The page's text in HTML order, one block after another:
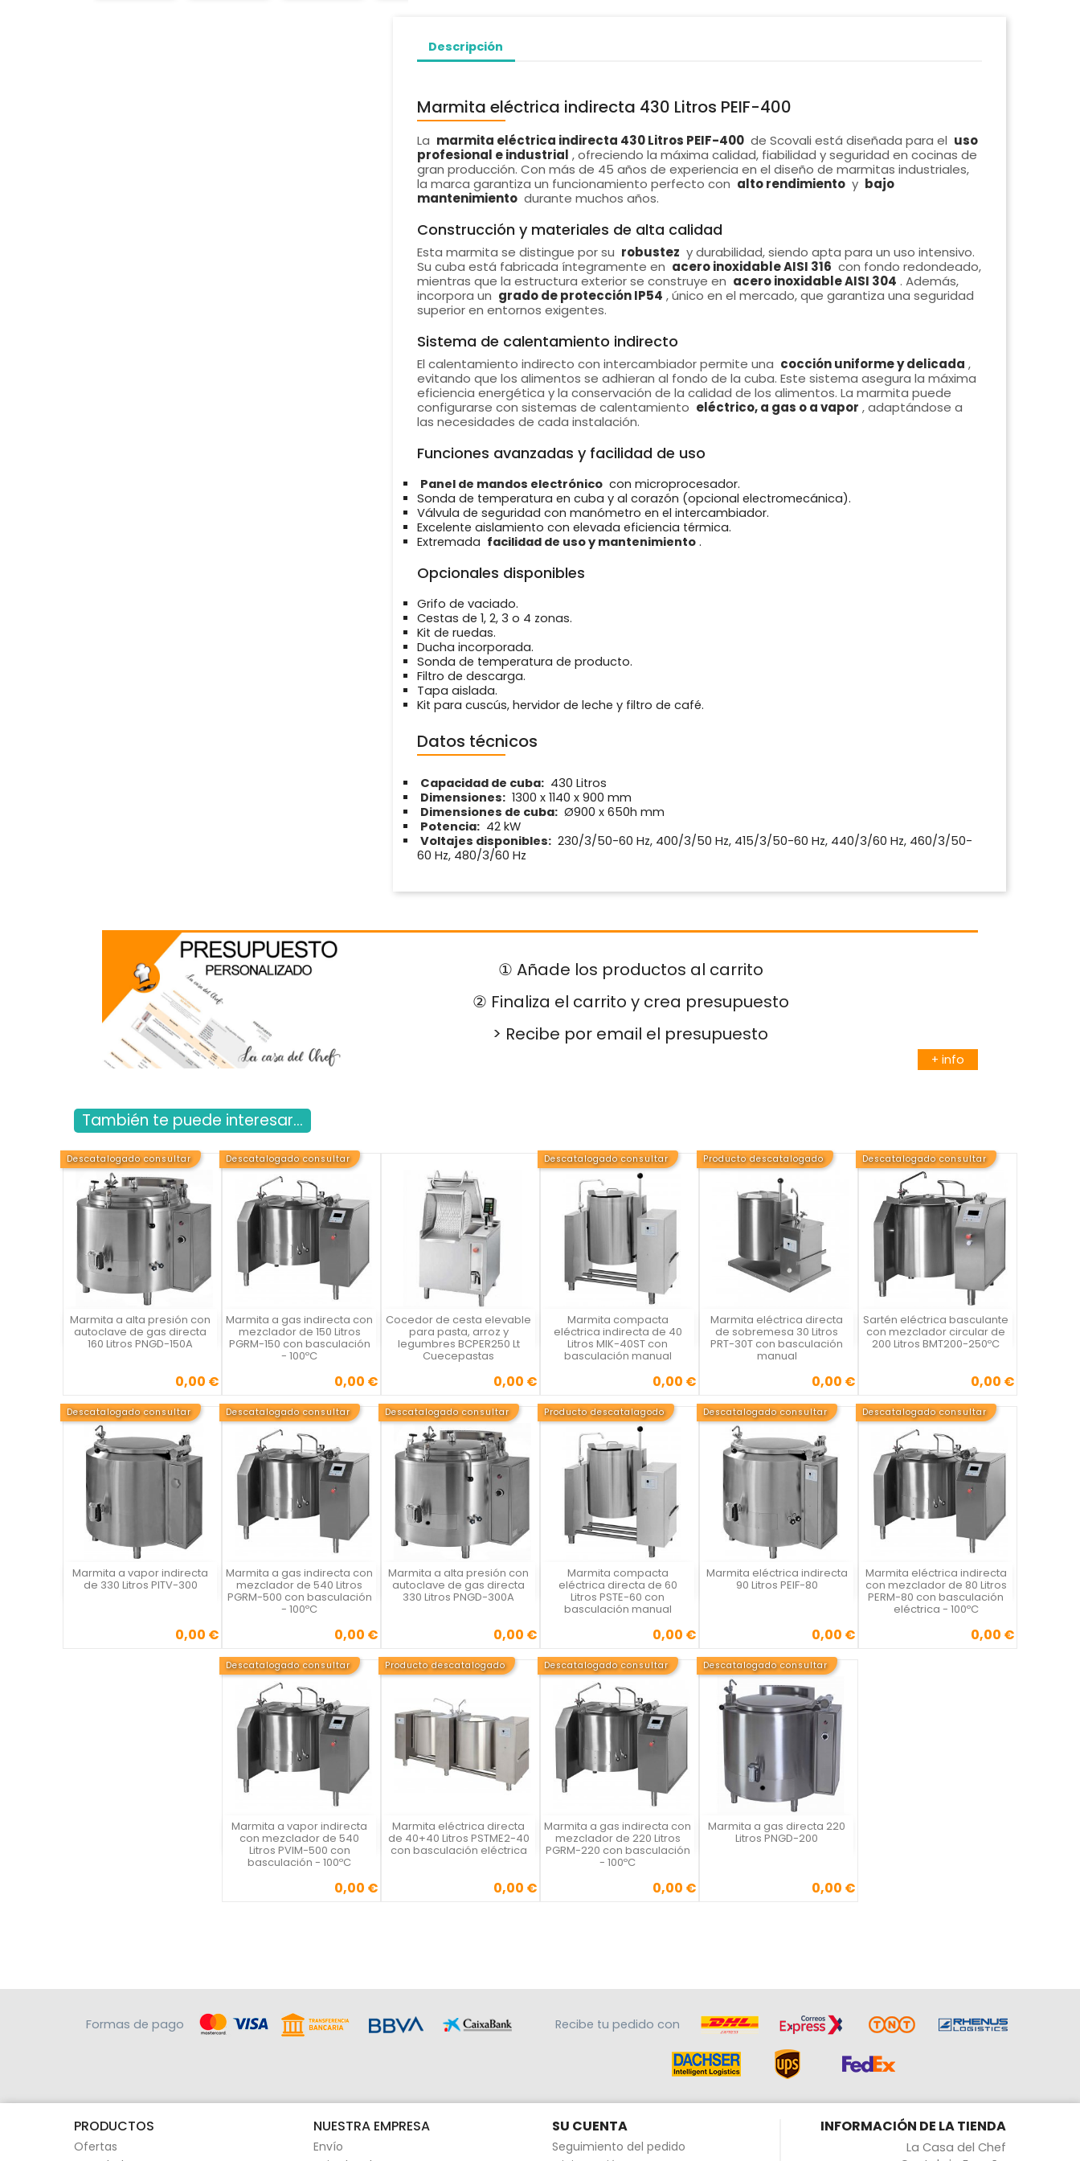
Descripción
Marmita eléctrica indirecta 430 Litros PEIF-400
La marmita eléctrica indirecta 430 Litros PEIF-400 de Scovali está diseñada para el uso
profesional e industrial , ofreciendo la máxima calidad, fiabilidad y seguridad en cocinas de
gran producción. Con más de 45 años de experiencia en el diseño de marmitas industriales,
la marca garantiza un funcionamiento perfecto con alto rendimiento y bajo
mantenimiento durante muchos años.
Construcción y materiales de alta calidad
Esta marmita se distingue por su robustez y durabilidad, siendo apta para un uso intensivo.
Su cuba está fabricada íntegramente en acero inoxidable AISI 316 con fondo redondeado,
mientras que la estructura exterior se construye en acero inoxidable AISI 304 . Además,
incorpora un grado de protección IP54 , único en el mercado, que garantiza una seguridad
superior en entornos exigentes.
Sistema de calentamiento indirecto
El calentamiento indirecto con intercambiador permite una cocción uniforme y delicada ,
evitando que los alimentos se adhieran al fondo de la cuba. Este sistema asegura la máxima
eficiencia energética y la conservación de la calidad de los alimentos. La marmita puede
configurarse con sistemas de calentamiento eléctrico, a gas o a vapor , adaptándose a
las necesidades de cada instalación.
Funciones avanzadas y facilidad de uso
Panel de mandos electrónico con microprocesador.
Sonda de temperatura en cuba y al corazón (opcional electromecánica).
Válvula de seguridad con manómetro en el intercambiador.
Excelente aislamiento con elevada eficiencia térmica.
Extremada facilidad de uso y mantenimiento .
Opcionales disponibles
Grifo de vaciado.
Cestas de 1, 2, 3 o 4 zonas.
Kit de ruedas.
Ducha incorporada.
Sonda de temperatura de producto.
Filtro de descarga.
Tapa aislada.
Kit para cuscús, hervidor de leche y filtro de café.
Datos técnicos
Capacidad de cuba: 430 Litros
Dimensiones: 1300 x 1140 x 900 mm
Dimensiones de cuba: Ø900 x 650h mm
Potencia: 42 kW
Voltajes disponibles: 230/3/50-60 Hz, 400/3/50 Hz, 415/3/50-60 Hz, 440/3/60 Hz, 460/3/50-
60 Hz, 480/3/60 Hz
① Añade los productos al carrito
② Finaliza el carrito y crea presupuesto
> Recibe por email el presupuesto
+ info
También te puede interesar...
Descatalogado consultar
Marmita a alta presión con
autoclave de gas directa
160 Litros PNGD-150A
Precio0,00 €

Vista rápida
Descatalogado consultar
Marmita a gas indirecta con
mezclador de 150 Litros
PGRM-150 con basculación
- 100ºC
Precio0,00 €

Vista rápida Cocedor de cesta elevable
para pasta, arroz y
legumbres BCPER250 Lt
Cuecepastas
Precio0,00 €

Vista rápida
Descatalogado consultar
Marmita compacta
eléctrica indirecta de 40
Litros MIK-40ST con
basculación manual
Precio0,00 €

Vista rápida
Producto descatalogado
Marmita eléctrica directa
de sobremesa 30 Litros
PRT-30T con basculación
manual
Precio0,00 €

Vista rápida
Descatalogado consultar
Sartén eléctrica basculante
con mezclador circular de
200 Litros BMT200-250ºC
Precio0,00 €

Vista rápida
Descatalogado consultar
Marmita a vapor indirecta
de 330 Litros PITV-300
Precio0,00 €

Vista rápida
Descatalogado consultar
Marmita a gas indirecta con
mezclador de 540 Litros
PGRM-500 con basculación
- 100ºC
Precio0,00 €

Vista rápida
Descatalogado consultar
Marmita a alta presión con
autoclave de gas directa
330 Litros PNGD-300A
Precio0,00 €

Vista rápida
Producto descatalagodo
Marmita compacta
eléctrica directa de 60
Litros PSTE-60 con
basculación manual
Precio0,00 €

Vista rápida
Descatalogado consultar
Marmita eléctrica indirecta
90 Litros PEIF-80
Precio0,00 €

Vista rápida
Descatalogado consultar
Marmita eléctrica indirecta
con mezclador de 80 Litros
PERM-80 con basculación
eléctrica - 100ºC
Precio0,00 €

Vista rápida
Descatalogado consultar
Marmita a vapor indirecta
con mezclador de 540
Litros PVIM-500 con
basculación - 100ºC
Precio0,00 €

Vista rápida
Producto descatalogado
Marmita eléctrica directa
de 40+40 Litros PSTME2-40
con basculación eléctrica
Precio0,00 €

Vista rápida
Descatalogado consultar
Marmita a gas indirecta con
mezclador de 220 Litros
PGRM-220 con basculación
- 100ºC
Precio0,00 €

Vista rápida
Descatalogado consultar
Marmita a gas directa 220
Litros PNGD-200
Precio0,00 €

Vista rápida
Formas de pago Recibe tu pedido con
PRODUCTOS
Ofertas
NUESTRA EMPRESA
Envío
SU CUENTA
Seguimiento del pedido
INFORMACIÓN DE LA TIENDA
La Casa del Chef